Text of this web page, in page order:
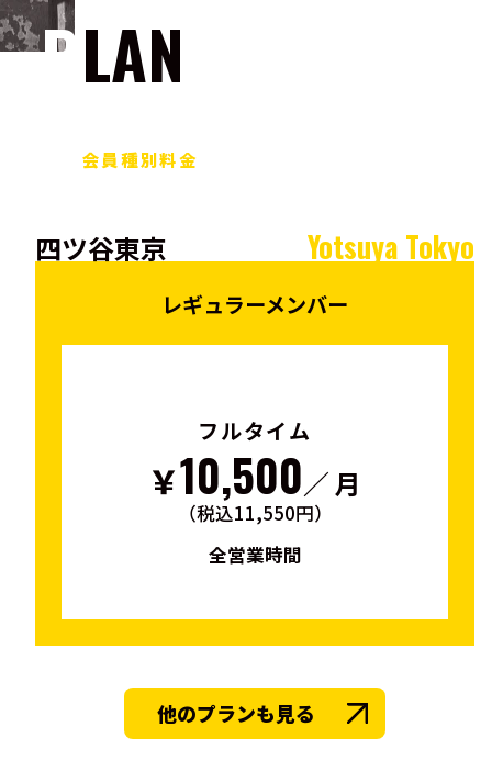
PLAN
会員種別料金
四ツ谷東京 Yotsuya Tokyo
レギュラーメンバー
フルタイム
￥10,500／ 月
（税込11,550円）
全営業時間
他のプランも見る